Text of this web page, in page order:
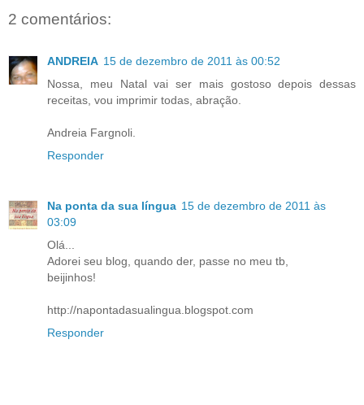
2 comentários:
ANDREIA 15 de dezembro de 2011 às 00:52
Nossa, meu Natal vai ser mais gostoso depois dessas
receitas, vou imprimir todas, abração.
Andreia Fargnoli.
Responder
Na ponta da sua língua 15 de dezembro de 2011 às
03:09
Olá...
Adorei seu blog, quando der, passe no meu tb,
beijinhos!
http://napontadasualingua.blogspot.com
Responder